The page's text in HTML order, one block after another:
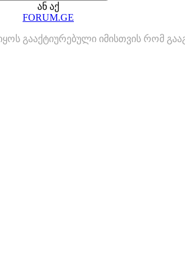
ან აქ
FORUM.GE
გააქტიურებული იმისთვის რომ